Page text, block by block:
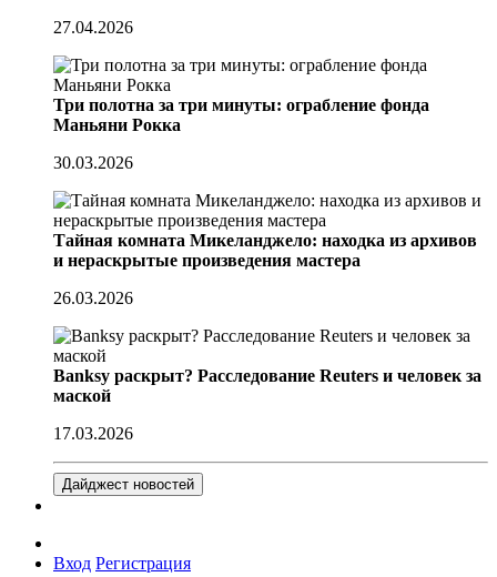
27.04.2026
Три полотна за три минуты: ограбление фонда
Маньяни Рокка
30.03.2026
Тайная комната Микеланджело: находка из архивов
и нераскрытые произведения мастера
26.03.2026
Banksy раскрыт? Расследование Reuters и человек за
маской
17.03.2026
Дайджест новостей
Вход Регистрация